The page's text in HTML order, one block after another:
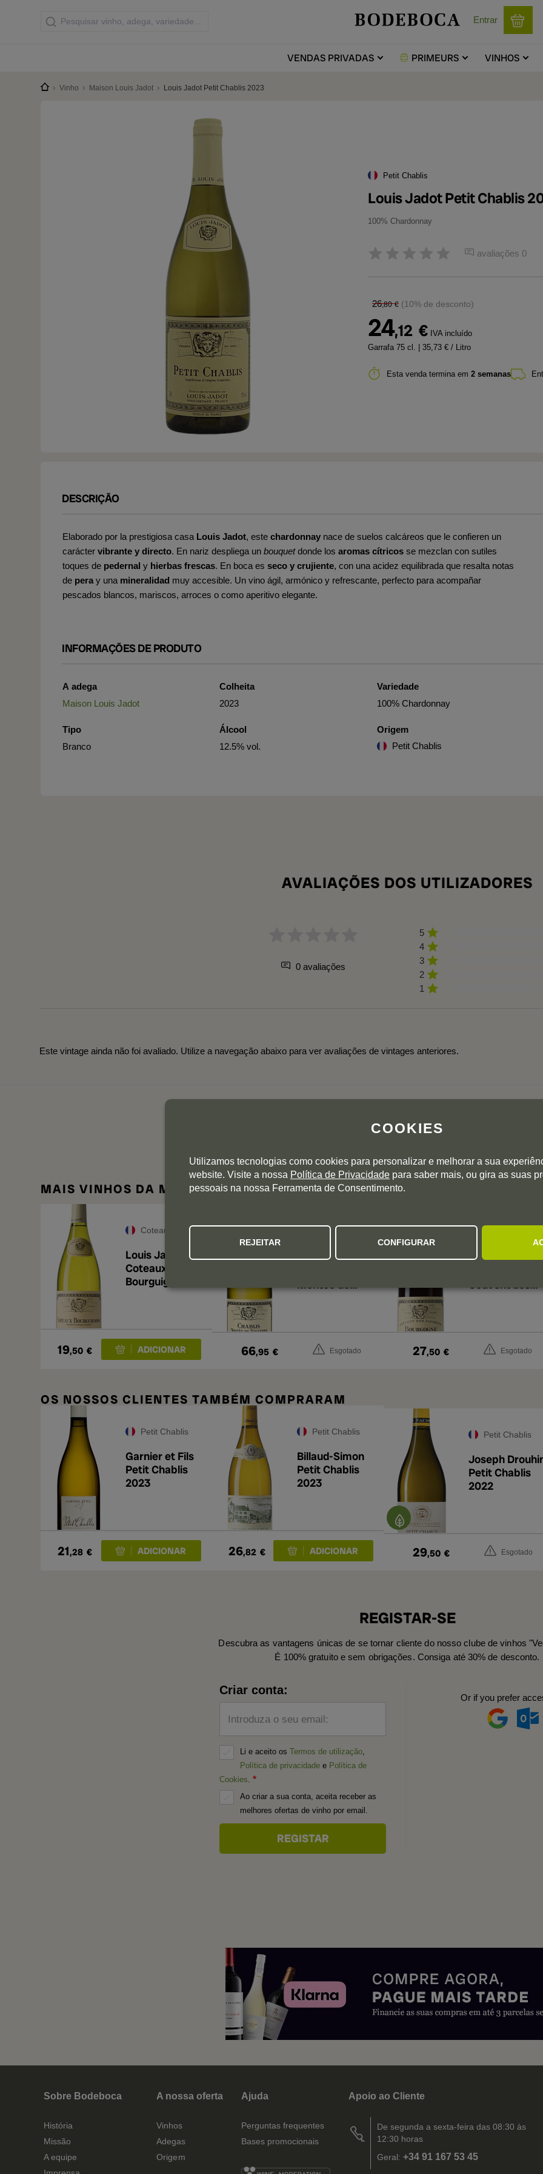
Entrar
VENDASPRIVADAS PRIMEURS VINHOS
Vinho Maison Louis Jadot Louis Jadot Petit Chablis 2023
Petit Chablis
Louis Jadot Petit Chablis
100% Chardonnay
avaliações 0
26,80 € (10% de desconto)
24,12 € IVA incluído
Garrafa 75 cl. | 35,73 € / Litro
Esta venda termina em 2 semanas
DESCRIÇÃO
Elaborado por la prestigiosa casa Louis Jadot, este chardonnay nace de suelos calcáreos que le confieren un
carácter vibrante y directo. En nariz despliega un bouquetdonde los aromas cítricos se mezclan con sutiles
toques de pedernal y hierbas frescas. En boca es seco y crujiente, con una acidez equilibrada que resalta notas
de pera y una mineralidad muy accesible. Un vino ágil, armónico y refrescante, perfecto para acompañar
pescados blancos, mariscos, arroces o como aperitivo elegante.
INFORMAÇÕES DE PRODUTO
A adega
Maison Louis Jadot
Tipo
Branco
Colheita
2023
Álcool
12.5% vol.
Variedade
100% Chardonnay
Origem
Petit Chablis
AVALIAÇÕES DOS UTILIZADORES
0 avaliações
5
4
3
2
1
Este vintage ainda não foi avaliado. Utilize a navegação abaixo para ver avaliações de vintages anteriores.
RECOMENDADO PARA SI
MAIS VINHOS DA MESMA ADEGA
Coteaux Bourguignons
Louis Jadot
Coteaux
Bourguignons
Blanc 2024
19,50 €
Louis Jadot
Montée de
66,95 € Esgotado
Louis Jadot
Couvent des
27,50 € Esgotado
OS NOSSOS CLIENTES TAMBÉM COMPRARAM
Petit Chablis
Garnier et Fils
Petit Chablis
2023
21,28 €
Petit Chablis
Billaud-Simon
Petit Chablis
2023
26,82 €
Petit Chablis
Joseph
Petit Chablis
2022
29,50 € Esgotado
REGISTAR-SE
Descubra as vantagens únicas de se tornar cliente do nosso clube de vinhos
É 100% gratuito e sem obrigações. Consiga até 30% de desconto.
Criar conta:
Introduza o seu email:
Li e aceito os Termos de utilização,
Política de privacidade e Política de
Cookies.
Ao criar a sua conta, aceita receber as
melhores ofertas de vinho por email.
Or if you prefer
Sobre Bodeboca
História
Missão
A equipe
A nossa oferta
Vinhos
Adegas
Origem
Ajuda
Perguntas frequentes
Bases promocionais
Apoio ao Cliente
De segunda a sexta-feira das 08:30 às
12:30 horas
Geral: +34 91 167 53 45
COOKIES
Utilizamos tecnologias como cookies para personalizar e melhorar a sua
website. Visite a nossa Política de Privacidade para saber mais, ou gira as suas
pessoais na nossa Ferramenta de Consentimento.
REJEITAR CONFIGURAR